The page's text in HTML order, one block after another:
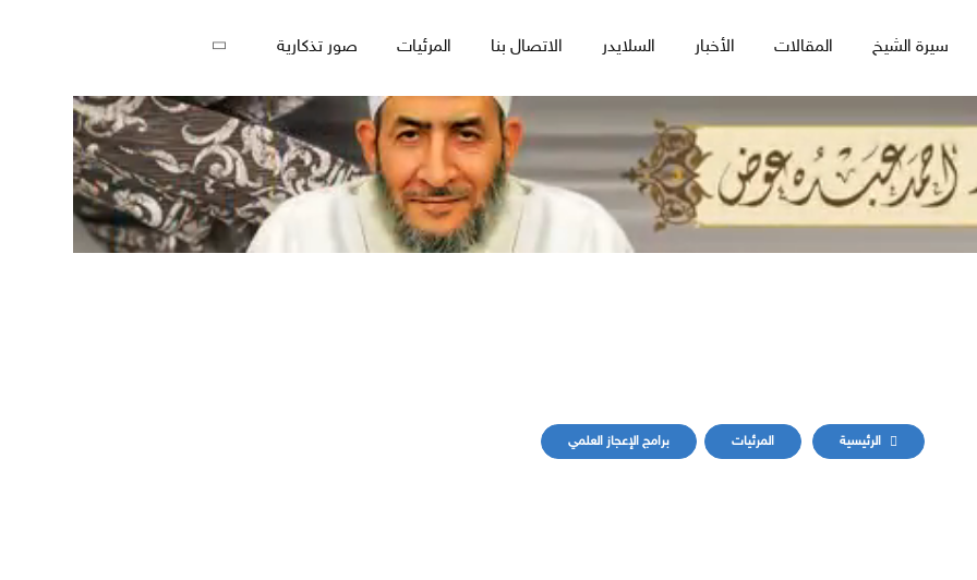
سيرة الشيخ المقالات الأخبار السلايدر الاتصال بنا المرئيات صور تذكارية
الرئيسية المرئيات برامج الإعجاز العلمي